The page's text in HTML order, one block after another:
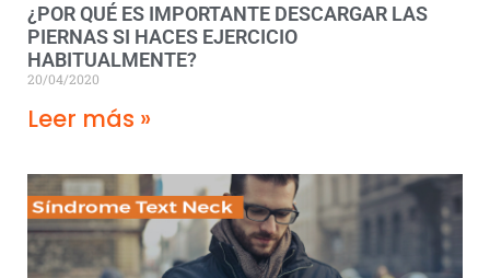
¿POR QUÉ ES IMPORTANTE DESCARGAR LAS
PIERNAS SI HACES EJERCICIO
HABITUALMENTE?
20/04/2020
Leer más »